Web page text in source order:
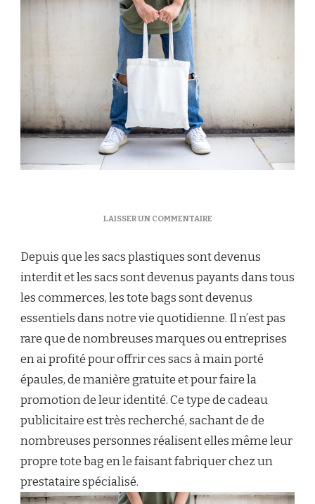
LAISSER UN COMMENTAIRESUR
UN
TOTE
BAG
PERSONNALISÉ
Depuis que les sacs plastiques sont devenus
interdit et les sacs sont devenus payants dans tous
les commerces, les tote bags sont devenus
essentiels dans notre vie quotidienne. Il n’est pas
rare que de nombreuses marques ou entreprises
en ai profité pour offrir ces sacs à main porté
épaules, de manière gratuite et pour faire la
promotion de leur identité. Ce type de cadeau
publicitaire est très recherché, sachant de de
nombreuses personnes réalisent elles même leur
propre tote bag en le faisant fabriquer chez un
prestataire spécialisé.